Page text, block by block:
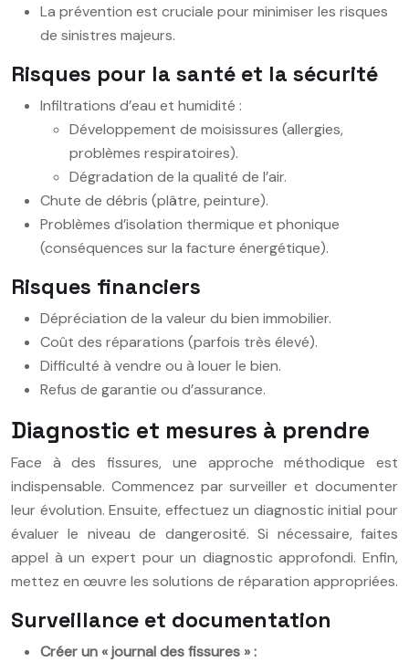
La prévention est cruciale pour minimiser les risques
de sinistres majeurs.
Risques pour la santé et la sécurité
Infiltrations d’eau et humidité :
Développement de moisissures (allergies,
problèmes respiratoires).
Dégradation de la qualité de l’air.
Chute de débris (plâtre, peinture).
Problèmes d’isolation thermique et phonique
(conséquences sur la facture énergétique).
Risques financiers
Dépréciation de la valeur du bien immobilier.
Coût des réparations (parfois très élevé).
Difficulté à vendre ou à louer le bien.
Refus de garantie ou d’assurance.
Diagnostic et mesures à prendre
Face à des fissures, une approche méthodique est
indispensable. Commencez par surveiller et documenter
leur évolution. Ensuite, effectuez un diagnostic initial pour
évaluer le niveau de dangerosité. Si nécessaire, faites
appel à un expert pour un diagnostic approfondi. Enfin,
mettez en œuvre les solutions de réparation appropriées.
Surveillance et documentation
Créer un « journal des fissures » :